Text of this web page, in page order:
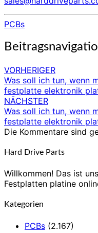
PCBs
VORHERIGER
Was soll ich tun, wenn
festplatte elektronik
NÄCHSTER
Was soll ich tun, wenn
festplatte elektronik
Die Kommentare sind
Hard Drive Parts
Willkommen! Das ist
Festplatten platine
Kategorien
PCBs (2.167)